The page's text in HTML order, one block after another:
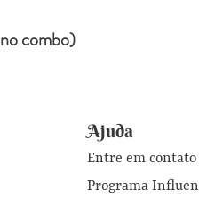
combo)
Ajuda
Entre em contato
Programa